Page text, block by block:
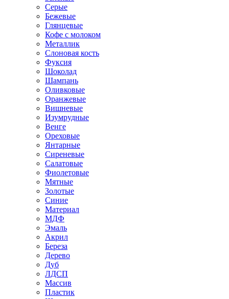
Серые
Бежевые
Глянцевые
Кофе с молоком
Металлик
Слоновая кость
Фуксия
Шоколад
Шампань
Оливковые
Оранжевые
Вишневые
Изумрудные
Венге
Ореховые
Янтарные
Сиреневые
Салатовые
Фиолетовые
Мятные
Золотые
Синие
Материал
МДФ
Эмаль
Акрил
Береза
Дерево
Дуб
ЛДСП
Массив
Пластик